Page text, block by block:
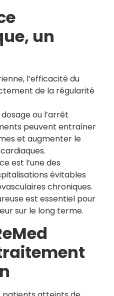
un
l’efficacité du
de la régularité
ou l’arrêt
peuvent entraîner
et augmenter le
est l’une des
évitables
chroniques.
est essentiel pour
sur le long terme.